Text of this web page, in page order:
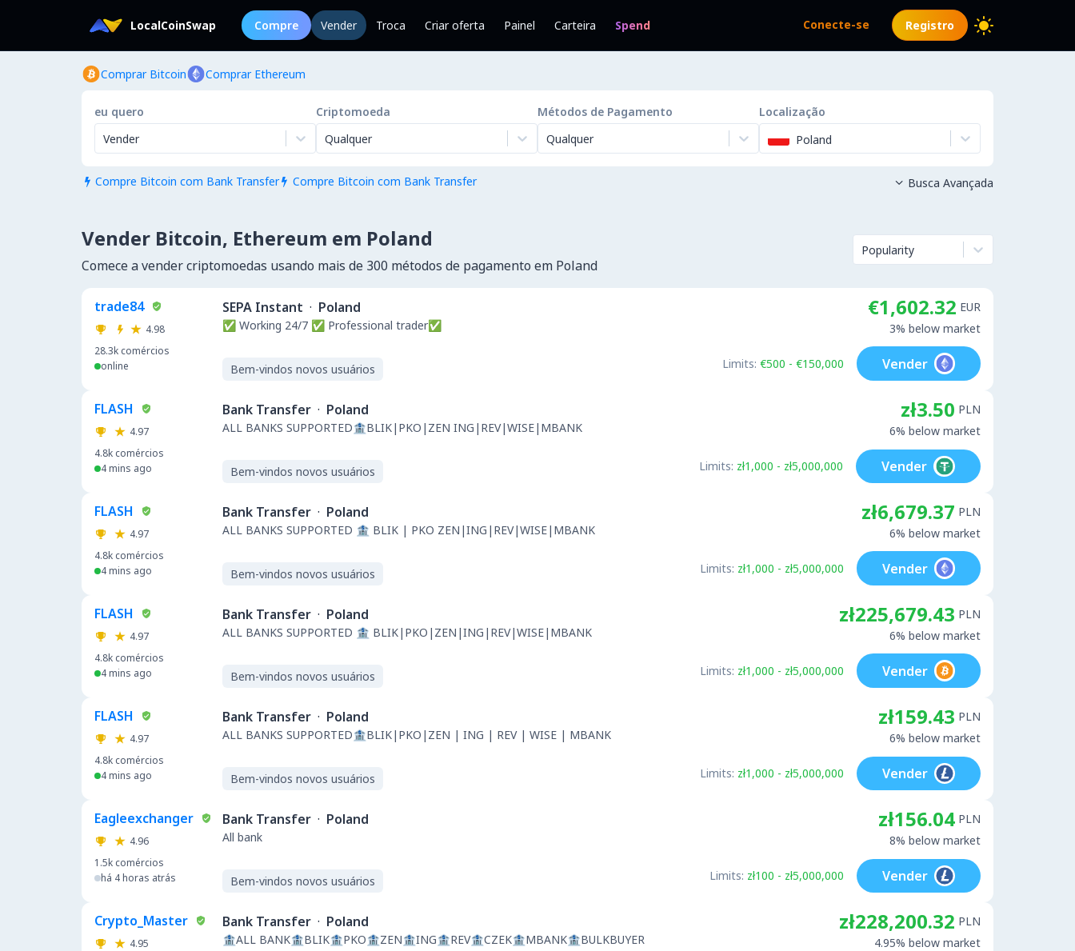
LocalCoinSwap Compre Vender Troca Criar oferta Painel Carteira Spend Conecte-se Registro
Comprar Bitcoin Comprar Ethereum
eu quero
Vender
Criptomoeda
Qualquer
Métodos de Pagamento
Qualquer
Localização
Poland
 Compre Bitcoin com Bank Transfer  Compre Bitcoin com Bank Transfer  Busca Avançada
Vender Bitcoin, Ethereum em Poland
Comece a vender criptomoedas usando mais de 300 métodos de pagamento em Poland
Popularity
trade84
4.98
28.3k comércios
online
SEPA Instant · Poland
✅ Working 24/7 ✅ Professional trader✅
Bem-vindos novos usuários
€1,602.32 EUR
3% below market
Limits: €500 - €150,000 Vender
FLASH
4.97
4.8k comércios
4 mins ago
Bank Transfer · Poland
ALL BANKS SUPPORTED🏦BLIK|PKO|ZEN ING|REV|WISE|MBANK
Bem-vindos novos usuários
zł3.50 PLN
6% below market
Limits: zł1,000 - zł5,000,000 Vender
FLASH
4.97
4.8k comércios
4 mins ago
Bank Transfer · Poland
ALL BANKS SUPPORTED 🏦 BLIK | PKO ZEN|ING|REV|WISE|MBANK
Bem-vindos novos usuários
zł6,679.37 PLN
6% below market
Limits: zł1,000 - zł5,000,000 Vender
FLASH
4.97
4.8k comércios
4 mins ago
Bank Transfer · Poland
ALL BANKS SUPPORTED 🏦 BLIK|PKO|ZEN|ING|REV|WISE|MBANK
Bem-vindos novos usuários
zł225,679.43 PLN
6% below market
Limits: zł1,000 - zł5,000,000 Vender
FLASH
4.97
4.8k comércios
4 mins ago
Bank Transfer · Poland
ALL BANKS SUPPORTED🏦BLIK|PKO|ZEN | ING | REV | WISE | MBANK
Bem-vindos novos usuários
zł159.43 PLN
6% below market
Limits: zł1,000 - zł5,000,000 Vender
Eagleexchanger
4.96
1.5k comércios
há 4 horas atrás
Bank Transfer · Poland
All bank
Bem-vindos novos usuários
zł156.04 PLN
8% below market
Limits: zł100 - zł5,000,000 Vender
Crypto_Master
4.95
Bank Transfer · Poland
🏦ALL BANK🏦BLIK🏦PKO🏦ZEN🏦ING🏦REV🏦CZEK🏦MBANK🏦BULKBUYER
zł228,200.32 PLN
4.95% below market